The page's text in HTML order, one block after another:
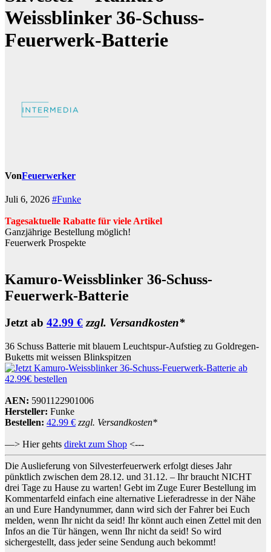
Weissblinker 36-Schuss-
Feuerwerk-Batterie
VonFeuerwerker
Juli 6, 2026 #Funke
Tagesaktuelle Rabatte für viele Artikel
Ganzjährige Bestellung möglich!
Feuerwerk Prospekte
Kamuro-Weissblinker 36-Schuss-
Feuerwerk-Batterie
Jetzt ab 42.99 € zzgl. Versandkosten*
36 Schuss Batterie mit blauem Leuchtspur-Aufstieg zu Goldregen-
Buketts mit weissen Blinkspitzen
AEN: 5901122901006
Hersteller: Funke
Bestellen: 42.99 € zzgl. Versandkosten*
—> Hier gehts direkt zum Shop <---
Die Auslieferung von Silvesterfeuerwerk erfolgt dieses Jahr
pünktlich zwischen dem 28.12. und 31.12. – Ihr braucht NICHT
drei Tage zu Hause zu warten! Gebt im Zuge Eurer Bestellung im
Kommentarfeld einfach eine alternative Lieferadresse in der Nähe
an und Eure Handynummer, dann wird sich der Fahrer bei Euch
melden, wenn Ihr nicht da seid! Ihr könnt auch einen Zettel mit den
Infos an die Tür hängen, wenn Ihr nicht da seid! So wird
sichergestellt, dass jeder seine Sendung auch bekommt!